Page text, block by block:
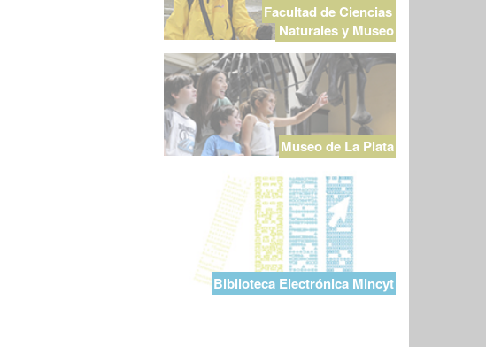
Facultad de Ciencias
Naturales y Museo
Museo de La Plata
Biblioteca Electrónica Mincyt